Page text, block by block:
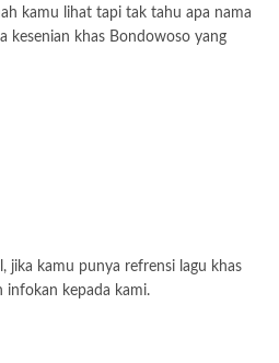
kamu lihat tapi tak tahu apa nama
kesenian khas Bondowoso yang
jika kamu punya refrensi lagu khas
infokan kepada kami.